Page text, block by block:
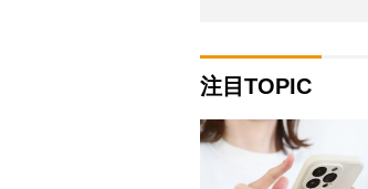
注目TOPIC